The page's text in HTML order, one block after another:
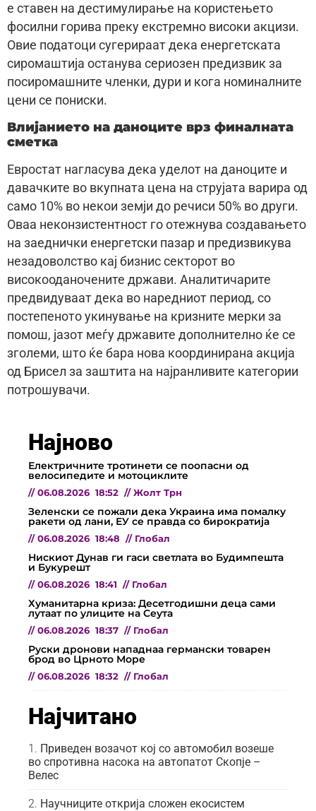
е ставен на дестимулирање на користењето
фосилни горива преку екстремно високи акцизи.
Овие податоци сугерираат дека енергетската
сиромаштија останува сериозен предизвик за
посиромашните членки, дури и кога номиналните
цени се пониски.
Влијанието на даноците врз финалната
сметка
Евростат нагласува дека уделот на даноците и
давачките во вкупната цена на струјата варира од
само 10% во некои земји до речиси 50% во други.
Оваа неконзистентност го отежнува создавањето
на заеднички енергетски пазар и предизвикува
незадоволство кај бизнис секторот во
високооданочените држави. Аналитичарите
предвидуваат дека во наредниот период, со
постепеното укинување на кризните мерки за
помош, јазот меѓу државите дополнително ќе се
зголеми, што ќе бара нова координирана акција
од Брисел за заштита на најранливите категории
потрошувачи.
Најново
Електричните тротинети се поопасни од
велосипедите и мотоциклите
// 06.08.2026 18:52 // Жолт Трн
Зеленски се пожали дека Украина има помалку
ракети од лани, ЕУ се правда со бирократија
// 06.08.2026 18:48 // Глобал
Нискиот Дунав ги гаси светлата во Будимпешта
и Букурешт
// 06.08.2026 18:41 // Глобал
Хуманитарна криза: Десетгодишни деца сами
лутаат по улиците на Сеута
// 06.08.2026 18:37 // Глобал
Руски дронови нападнаа германски товарен
брод во Црното Море
// 06.08.2026 18:32 // Глобал
Најчитано
Приведен возачот кој со автомобил возеше
во спротивна насока на автопатот Скопје –
Велес
Научниците открија сложен екосистем